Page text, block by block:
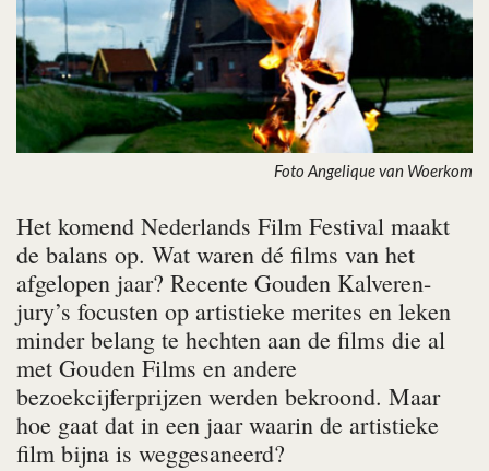
Foto Angelique van Woerkom
Het komend Nederlands Film Festival maakt
de balans op. Wat waren dé films van het
afgelopen jaar? Recente Gouden Kalveren-
jury’s focusten op artistieke merites en leken
minder belang te hechten aan de films die al
met Gouden Films en andere
bezoekcijferprijzen werden bekroond. Maar
hoe gaat dat in een jaar waarin de artistieke
film bijna is weggesaneerd?